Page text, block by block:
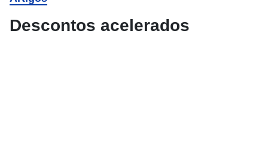
Descontos acelerados